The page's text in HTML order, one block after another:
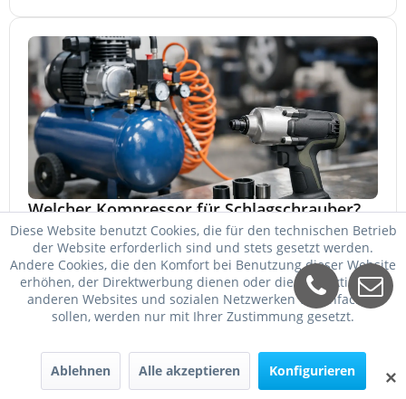
Welcher Kompressor für Schlagschrauber?
Welcher Kompressor für Schlagschrauber passt? So
wählen Sie Kessel, Luftmenge, Druck und Motorleistung
passend für Werkstatt, Reifenwechsel.
23. Mai 2026
✕
Diese Website benutzt Cookies, die für den technischen Betrieb
der Website erforderlich sind und stets gesetzt werden.
Andere Cookies, die den Komfort bei Benutzung dieser Website
erhöhen, der Direktwerbung dienen oder die Interaktion mit
anderen Websites und sozialen Netzwerken vereinfachen
sollen, werden nur mit Ihrer Zustimmung gesetzt.
Ablehnen Alle akzeptieren Konfigurieren